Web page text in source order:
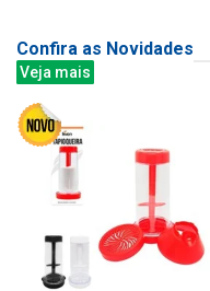
Confira as Novidades
Veja mais